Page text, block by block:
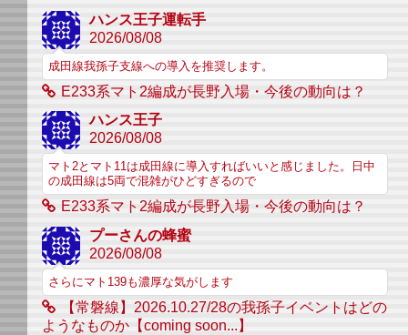
ハンス王子運転手
2026/08/08
成田線我孫子支線への導入を推奨します。
E233系マト2編成が長野入場・今後の動向は？
ハンス王子
2026/08/08
マト2とマト11は成田線に導入すればいいと感じました。日中
の成田線は5両で混雑がひどすぎるので
E233系マト2編成が長野入場・今後の動向は？
プーさんの蜂蜜
2026/08/08
さらにマト139も濃厚な気がします
【常磐線】2026.10.27/28の我孫子イベントはどの
ようなものか【coming soon...】